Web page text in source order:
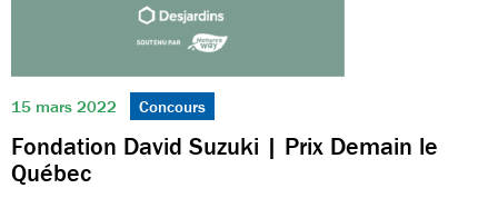
15 mars 2022 Concours
Fondation David Suzuki | Prix Demain le
Québec